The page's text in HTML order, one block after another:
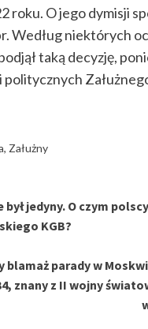
roku. O jego dymisji
Według niektórych
taką decyzję,
politycznych
, Załużny
był jedyny. O czym
KGB?
blamaż parady w
znany z II wojny